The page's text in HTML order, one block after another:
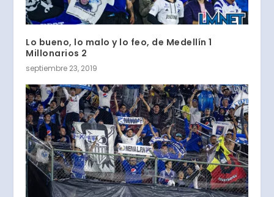
Lo bueno, lo malo y lo feo, de Medellín 1
Millonarios 2
septiembre 23, 2019